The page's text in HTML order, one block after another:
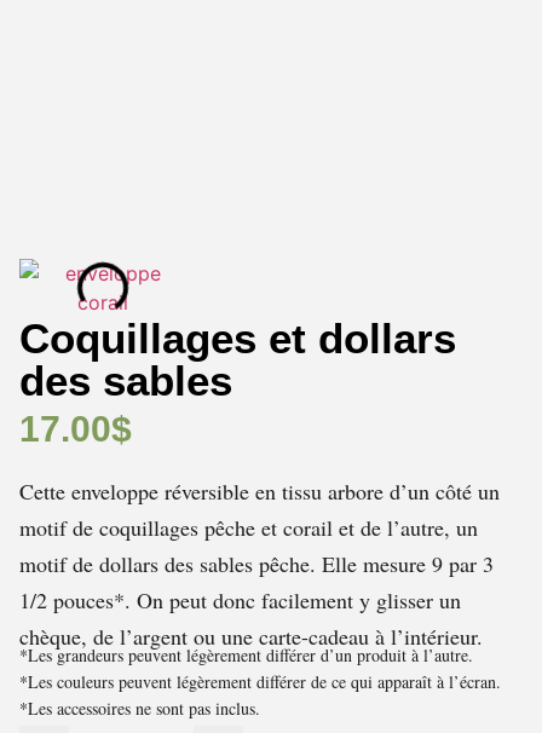
Coquillages et dollars
des sables
17.00$
Cette enveloppe réversible en tissu arbore d’un côté un
motif de coquillages pêche et corail et de l’autre, un
motif de dollars des sables pêche. Elle mesure 9 par 3
1/2 pouces*. On peut donc facilement y glisser un
chèque, de l’argent ou une carte-cadeau à l’intérieur.
*Les grandeurs peuvent légèrement différer d’un produit à l’autre.
*Les couleurs peuvent légèrement différer de ce qui apparaît à l’écran.
*Les accessoires ne sont pas inclus.